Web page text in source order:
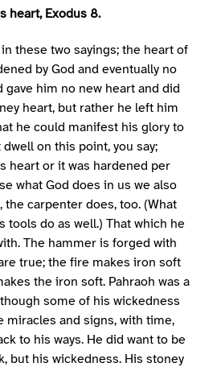
heart, Exodus 8.
these two sayings; the heart of
by God and eventually no
gave him no new heart and did
heart, but rather he left him
he could manifest his glory to
dwell on this point, you say;
heart or it was hardened per
what God does in us we also
the carpenter does, too. (What
tools do as well.) That which he
The hammer is forged with
true; the fire makes iron soft
the iron soft. Pahraoh was a
some of his wickedness
miracles and signs, with time,
to his ways. He did want to be
but his wickedness. His stoney